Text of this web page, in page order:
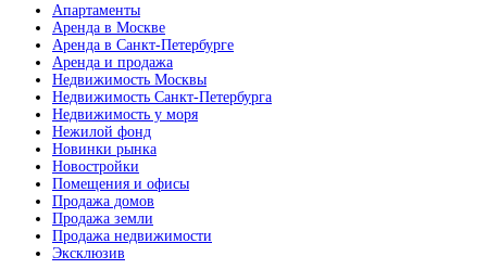
Апартаменты
Аренда в Москве
Аренда в Санкт-Петербурге
Аренда и продажа
Недвижимость Москвы
Недвижимость Санкт-Петербурга
Недвижимость у моря
Нежилой фонд
Новинки рынка
Новостройки
Помещения и офисы
Продажа домов
Продажа земли
Продажа недвижимости
Эксклюзив